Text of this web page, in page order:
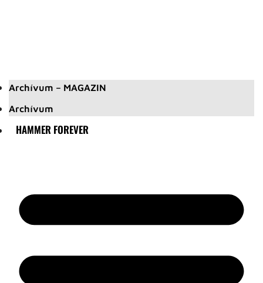
Archívum – MAGAZIN
Archívum
HAMMER FOREVER